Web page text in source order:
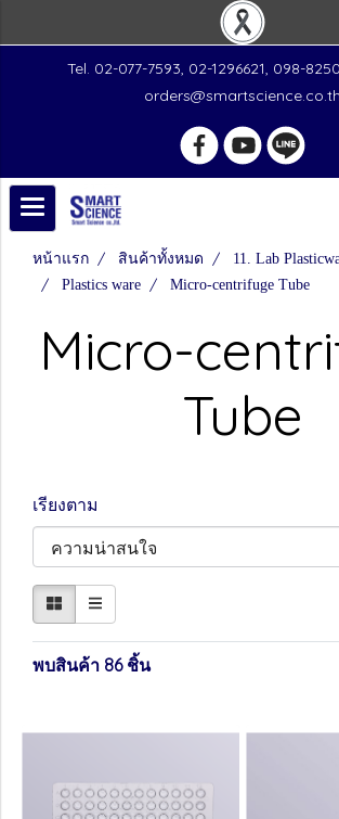
Tel. 02-077-7593, 02-1296621, 098-
orders@smartscience.co.th
หน้าแรก สินค้าทั้งหมด
11. Lab
Plastics ware
Micro-centrifuge Tube
Micro-
Tube
เรียงตาม
พบสินค้า 86 ชิ้น